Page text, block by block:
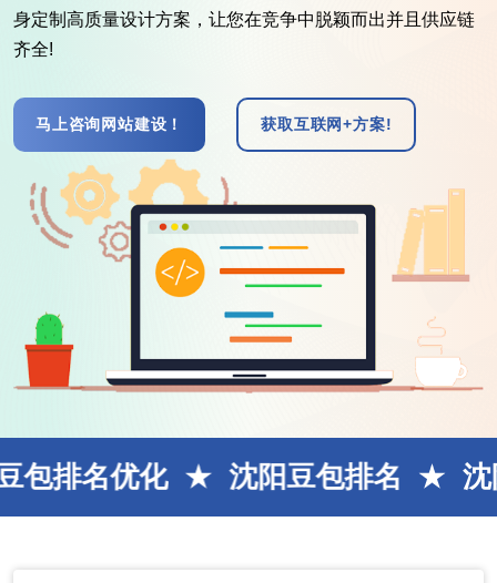
为客户网站 提供全天候的技术支持，让细节臻于完美，满足
甚至超过客户所需。
外贸网站案例！ 免费获取方案!
沈阳豆包排名 沈阳SEO网